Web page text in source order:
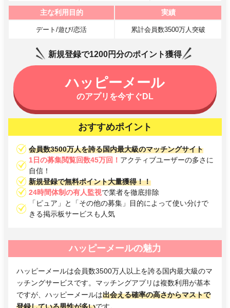
主な利用目的 実績
デート/遊び/恋活 累計会員数3500万人突破
新規登録で1200円分のポイント獲得
ハッピーメール
のアプリを今すぐDL
おすすめポイント
会員数3500万人を誇る国内最大級のマッチングサイト
1日の募集閲覧回数45万回！ アクティブユーザーの多さに
自信！
新規登録で無料ポイント大量獲得！！
24時間体制の有人監視で業者を徹底排除
「ピュア」と「その他の募集」目的によって使い分けで
きる掲示板サービスも人気
ハッピーメールの魅力
ハッピーメールは会員数3500万人以上を誇る国内最大級のマ
ッチングサービスです。マッチングアプリは複数利用が基本
ですが、ハッピーメールは出会える確率の高さからマストで